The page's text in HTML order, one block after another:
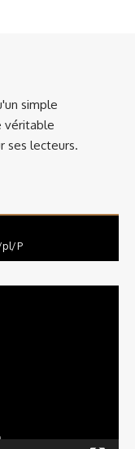
simple
véritable
ses lecteurs.
pl/P